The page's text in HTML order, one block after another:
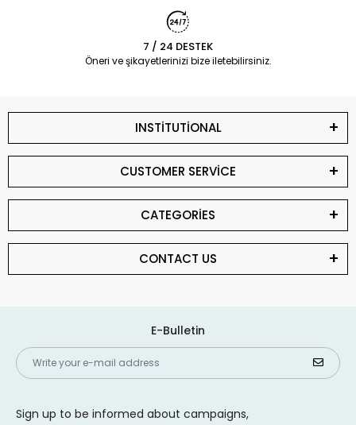
7 / 24 DESTEK
Öneri ve şikayetlerinizi bize iletebilirsiniz.
INSTİTUTİONAL
CUSTOMER SERVİCE
CATEGORİES
CONTACT US
E-Bulletin
Sign up to be informed about campaigns,